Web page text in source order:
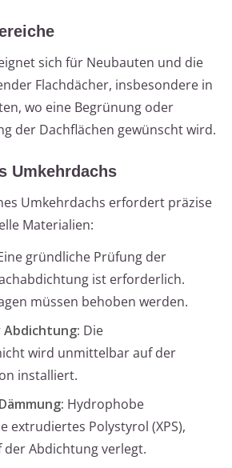
sich für Neubauten und die
Flachdächer, insbesondere in
wo eine Begrünung oder
der Dachflächen gewünscht wird.
Umkehrdachs
Umkehrdachs erfordert präzise
Materialien:
gründliche Prüfung der
ist erforderlich.
müssen behoben werden.
Die
wird unmittelbar auf der
installiert.
Hydrophobe
extrudiertes Polystyrol (XPS),
der Abdichtung verlegt.